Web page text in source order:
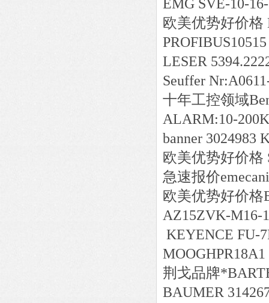
EMG SVE-10-
欧美优势好价格
PROFIBUS10515
LESER
Seuffer
十年工控领域
ALARM:10-
banner 3024983
欧美优势好价格
急速报价
欧美优势好价格
AZ15ZVK-M16-
KEYENCE FU-
荆戈品牌*
BAUMER